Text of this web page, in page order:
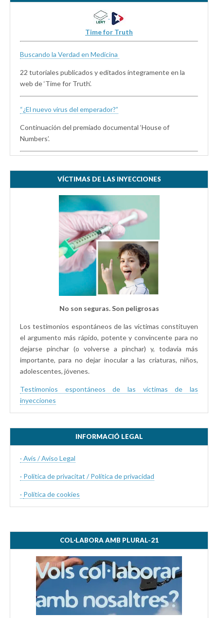
Time for Truth
Buscando la Verdad en Medicina
22 tutoriales publicados y editados íntegramente en la
web de ‘Time for Truth’.
“¿El nuevo virus del emperador?”
Continuación del premiado documental ‘House of
Numbers’.
VÍCTIMAS DE LAS INYECCIONES
No son seguras. Son peligrosas
Los testimonios espontáneos de las víctimas constituyen
el argumento más rápido, potente y convincente para no
dejarse pinchar (o volverse a pinchar) y, todavía más
importante, para no dejar inocular a las criaturas, niños,
adolescentes, jóvenes.
Testimonios espontáneos de las víctimas de las
inyecciones
INFORMACIÓ LEGAL
· Avís / Aviso Legal
· Politica de privacitat / Política de privacidad
· Política de cookies
COL·LABORA AMB PLURAL-21